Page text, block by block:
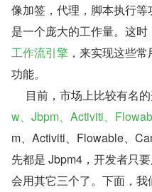
像加签，代理，脚本执行
是一个庞大的工作量。这
工作流引擎 ，来实现这些
功能。
目前，市场上比较有
w、Jbpm、Activiti、
m、Activiti、Flowable、
先都是 Jbpm4，开发者只
会用其它三个了。下面，